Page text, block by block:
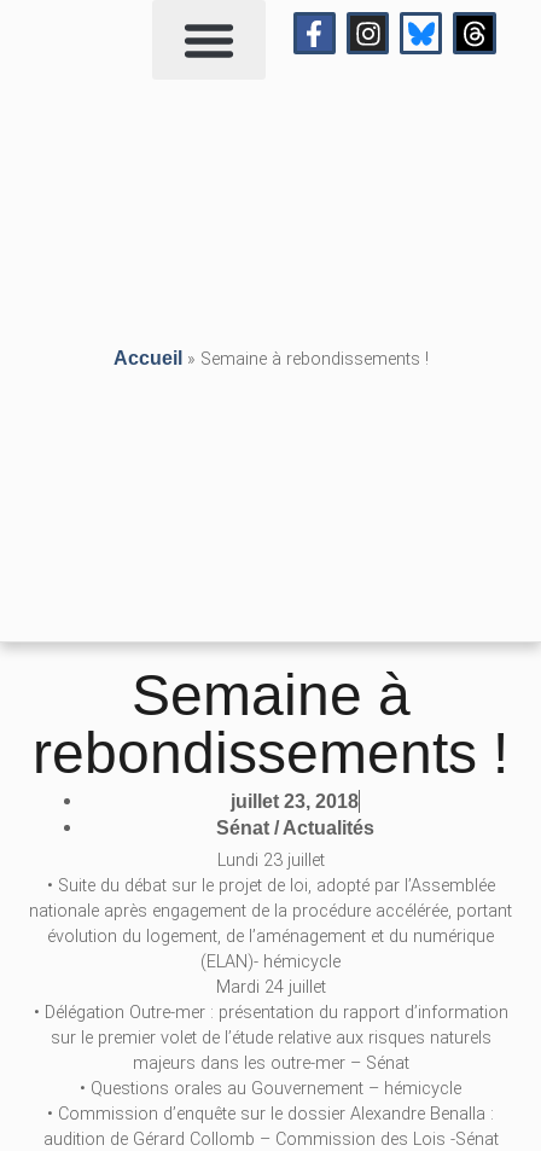
Accueil » Semaine à rebondissements !
Semaine à
rebondissements !
juillet 23, 2018
Sénat / Actualités
Lundi 23 juillet
• Suite du débat sur le projet de loi, adopté par l’Assemblée
nationale après engagement de la procédure accélérée, portant
évolution du logement, de l’aménagement et du numérique
(ELAN)- hémicycle
Mardi 24 juillet
• Délégation Outre-mer : présentation du rapport d’information
sur le premier volet de l’étude relative aux risques naturels
majeurs dans les outre-mer – Sénat
• Questions orales au Gouvernement – hémicycle
• Commission d’enquête sur le dossier Alexandre Benalla :
audition de Gérard Collomb – Commission des Lois -Sénat